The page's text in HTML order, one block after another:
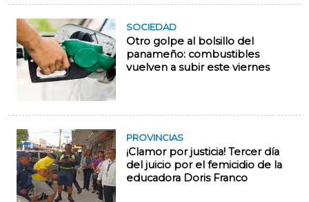
SOCIEDAD
Otro golpe al bolsillo del
panameño: combustibles
vuelven a subir este viernes
PROVINCIAS
¡Clamor por justicia! Tercer día
del juicio por el femicidio de la
educadora Doris Franco